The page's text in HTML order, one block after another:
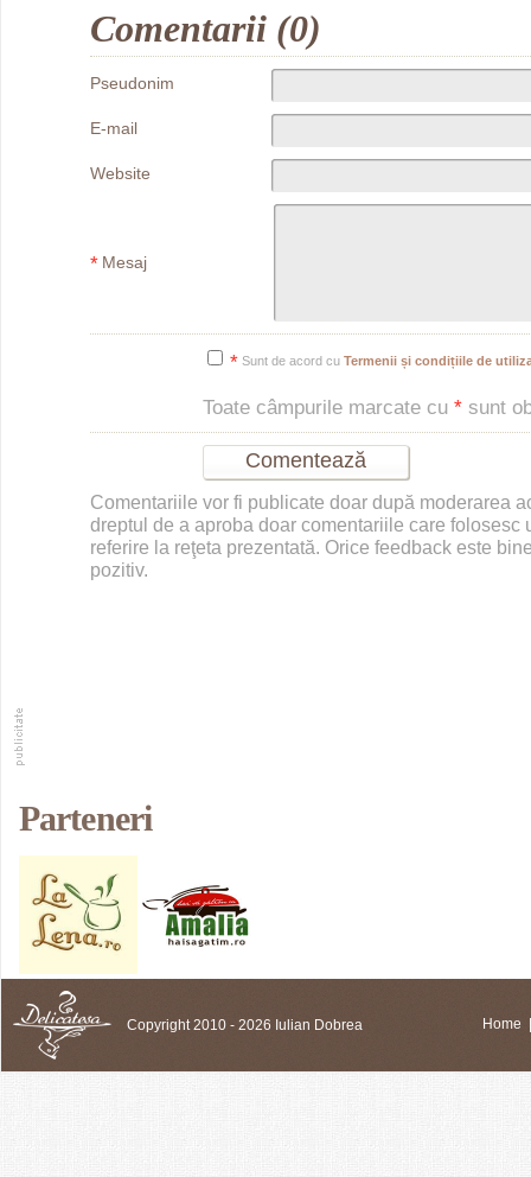
Comentarii (0)
Pseudonim
E-mail
Website
* Mesaj
* Sunt de acord cu Termenii și condițiile de
Toate câmpurile marcate cu * sunt
Comentariile vor fi publicate doar după moderarea
dreptul de a aproba doar comentariile care folosesc
referire la reţeta prezentată. Orice feedback este
pozitiv.
Parteneri
Copyright 2010 - 2026 Iulian Dobrea Home